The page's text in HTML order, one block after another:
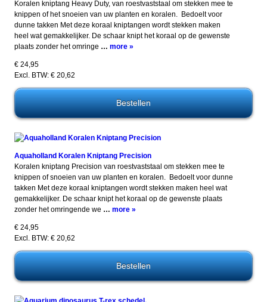
Koralen kniptang Heavy Duty, van roestvaststaal om stekken mee te
knippen of het snoeien van uw planten en koralen. Bedoelt voor
dunne takken Met deze koraal kniptangen wordt stekken maken
heel wat gemakkelijker. De schaar knipt het koraal op de gewenste
plaats zonder het omringe … more »
€ 24,95
Excl. BTW: € 20,62
Aquaholland Koralen Kniptang Precision
Koralen kniptang Precision van roestvaststaal om stekken mee te
knippen of snoeien van uw planten en koralen. Bedoelt voor dunne
takken Met deze koraal kniptangen wordt stekken maken heel wat
gemakkelijker. De schaar knipt het koraal op de gewenste plaats
zonder het omringende we … more »
€ 24,95
Excl. BTW: € 20,62